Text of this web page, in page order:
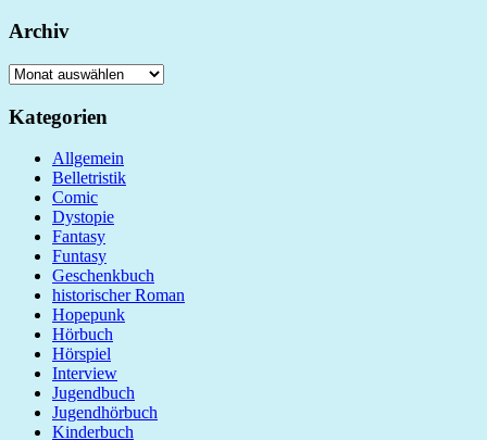
Archiv
Archiv
Kategorien
Allgemein
Belletristik
Comic
Dystopie
Fantasy
Funtasy
Geschenkbuch
historischer Roman
Hopepunk
Hörbuch
Hörspiel
Interview
Jugendbuch
Jugendhörbuch
Kinderbuch